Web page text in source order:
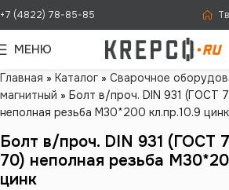
+7 (4822) 78-85-85
МЕНЮ
Главная » Каталог » Сварочное
магнитный » Болт в/проч. DIN 931 (ГОСТ
неполная резьба М30*200 кл.пр.10.9 цинк
Болт в/проч. DIN 931 (ГОСТ
70) неполная резьба
цинк